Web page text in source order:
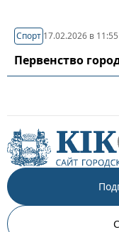
Спорт 17.02.2026 в 11:55
Первенство